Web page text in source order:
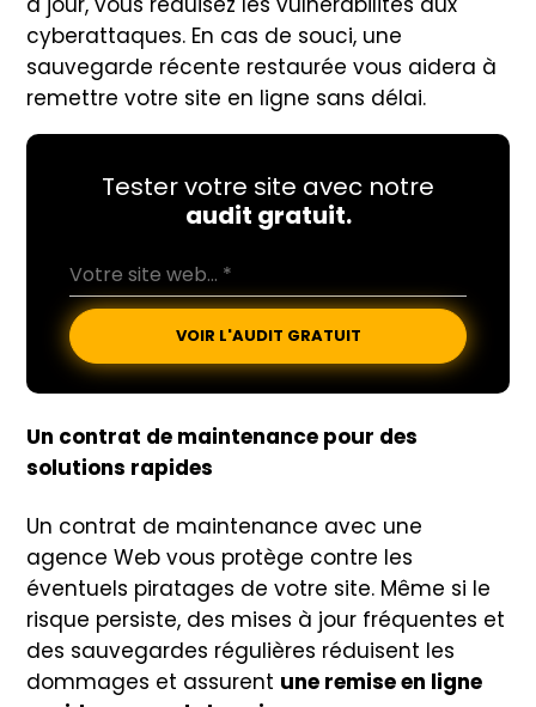
cyberattaques. En cas de souci, une
sauvegarde récente restaurée vous aidera à
remettre votre site en ligne sans délai.
Tester votre site avec notre
audit gratuit.
VOIR L'AUDIT GRATUIT
Un contrat de maintenance pour des
solutions rapides
Un contrat de maintenance avec une
agence Web vous protège contre les
éventuels piratages de votre site. Même si le
risque persiste, des mises à jour fréquentes et
des sauvegardes régulières réduisent les
dommages et assurent une remise en ligne